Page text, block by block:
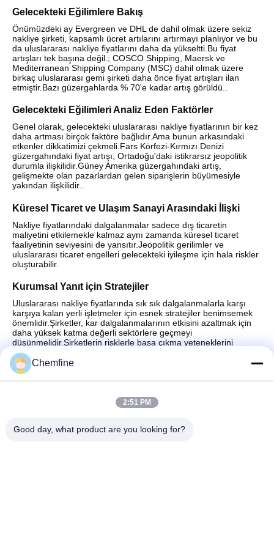
Gelecekteki Eğilimlere Bakış
Önümüzdeki ay Evergreen ve DHL de dahil olmak üzere sekiz
nakliye şirketi, kapsamlı ücret artılarını artırmayı planlıyor ve bu
da uluslararası nakliye fiyatlarını daha da yükseltti.Bu fiyat
artışları tek başına değil.; COSCO Shipping, Maersk ve
Mediterranean Shipping Company (MSC) dahil olmak üzere
birkaç uluslararası gemi şirketi daha önce fiyat artışları ilan
etmiştir.Bazı güzergahlarda % 70'e kadar artış görüldü..
Gelecekteki Eğilimleri Analiz Eden Faktörler
Genel olarak, gelecekteki uluslararası nakliye fiyatlarının bir kez
daha artması birçok faktöre bağlıdır.Ama bunun arkasındaki
etkenler dikkatimizi çekmeli.Fars Körfezi-Kırmızı Denizi
güzergahındaki fiyat artışı, Ortadoğu'daki istikrarsız jeopolitik
durumla ilişkilidir.Güney Amerika güzergahındaki artış,
gelişmekte olan pazarlardan gelen siparişlerin büyümesiyle
yakından ilişkilidir..
Küresel Ticaret ve Ulaşım Sanayi Arasındaki İlişki
Nakliye fiyatlarındaki dalgalanmalar sadece dış ticaretin
maliyetini etkilemekle kalmaz aynı zamanda küresel ticaret
faaliyetinin seviyesini de yansıtır.Jeopolitik gerilimler ve
uluslararası ticaret engelleri gelecekteki iyileşme için hala riskler
oluşturabilir.
Kurumsal Yanıt için Stratejiler
Uluslararası nakliye fiyatlarında sık sık dalgalanmalarla karşı
karşıya kalan yerli işletmeler için esnek stratejiler benimsemek
önemlidir.Şirketler, kar dalgalanmalarının etkisini azaltmak için
daha yüksek katma değerli sektörlere geçmeyi
düşünmelidir.Şirketlerin risklerle başa çıkma yeteneklerini
artırmak için kar marjlarının esnekliğini artırmak çok önemlidir.
Chemfine
2:51 PM
Good day, what product are you looking for?